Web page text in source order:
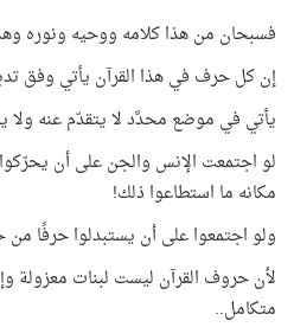
فسبحان من هذا كلامه ووحيه ونوره
إن كل حرف في هذا القرآن يأتي وفق
يأتي في موضع محدَّد لا يتقدّم عنه ولا
لو اجتمعت الإنس والجن على أن
مكانه ما استطاعوا ذلك!
ولو اجتمعوا على أن يستبدلوا حرفًا
لأن حروف القرآن ليست لبنات معزولة
متكامل..